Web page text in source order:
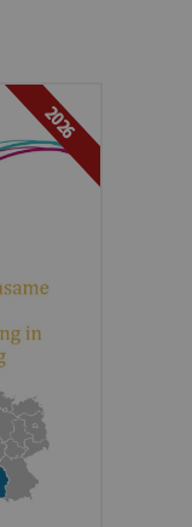
2026